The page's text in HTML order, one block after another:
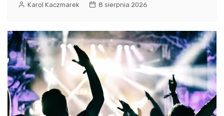
Karol Kaczmarek 8 sierpnia 2026